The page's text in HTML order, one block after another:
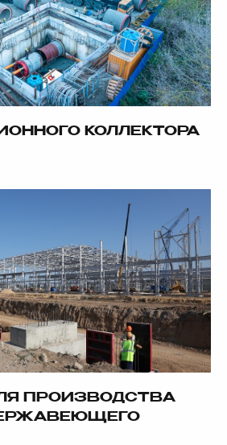
КОЛЛЕКТОРА
ПРОИЗВОДСТВА